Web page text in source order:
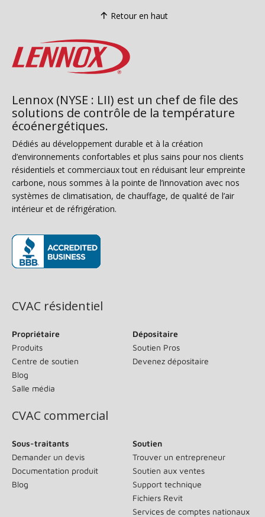
Retour en haut
Lennox (NYSE : LII) est un chef de file des
solutions de contrôle de la température
écoénergétiques.
Dédiés au développement durable et à la création
d’environnements confortables et plus sains pour nos clients
résidentiels et commerciaux tout en réduisant leur empreinte
carbone, nous sommes à la pointe de l’innovation avec nos
systèmes de climatisation, de chauffage, de qualité de l’air
intérieur et de réfrigération.
CVAC résidentiel
Propriétaire
Produits
Centre de soutien
Blog
Salle média
Dépositaire
Soutien Pros
Devenez dépositaire
CVAC commercial
Sous-traitants
Demander un devis
Documentation produit
Blog
Soutien
Trouver un entrepreneur
Soutien aux ventes
Support technique
Fichiers Revit
Services de comptes nationaux